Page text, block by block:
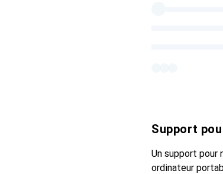
Support
Un support pour
ordinateur